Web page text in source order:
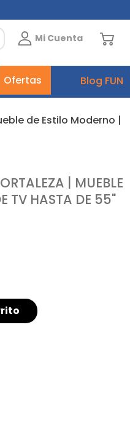
Mi Cuenta
Ofertas Blog FUN
de Estilo Moderno |
| MUEBLE
TV HASTA DE 55"